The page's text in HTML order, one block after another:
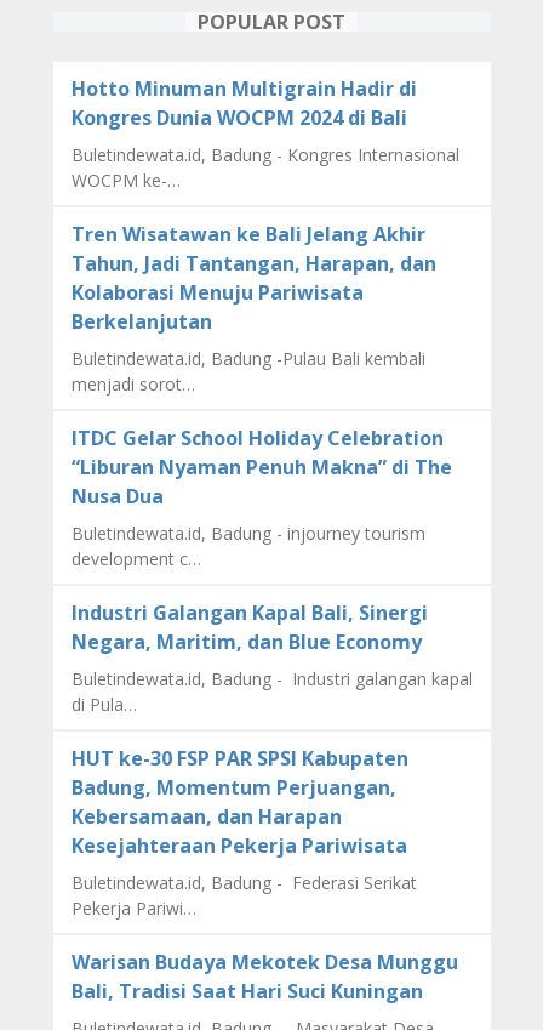
POPULAR POST
Hotto Minuman Multigrain Hadir di
Kongres Dunia WOCPM 2024 di Bali
Buletindewata.id, Badung - Kongres Internasional
WOCPM ke-…
Tren Wisatawan ke Bali Jelang Akhir
Tahun, Jadi Tantangan, Harapan, dan
Kolaborasi Menuju Pariwisata
Berkelanjutan
Buletindewata.id, Badung -Pulau Bali kembali
menjadi sorot…
ITDC Gelar School Holiday Celebration
“Liburan Nyaman Penuh Makna” di The
Nusa Dua
Buletindewata.id, Badung - injourney tourism
development c…
Industri Galangan Kapal Bali, Sinergi
Negara, Maritim, dan Blue Economy
Buletindewata.id, Badung - Industri galangan kapal
di Pula…
HUT ke-30 FSP PAR SPSI Kabupaten
Badung, Momentum Perjuangan,
Kebersamaan, dan Harapan
Kesejahteraan Pekerja Pariwisata
Buletindewata.id, Badung - Federasi Serikat
Pekerja Pariwi…
Warisan Budaya Mekotek Desa Munggu
Bali, Tradisi Saat Hari Suci Kuningan